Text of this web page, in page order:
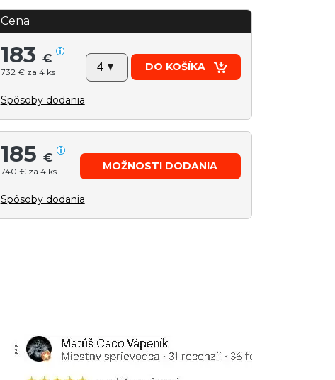
Cena
183 €
732 € za 4 ks DO KOŠÍKA
Spôsoby dodania
185 €
740 € za 4 ks MOŽNOSTI DODANIA
Spôsoby dodania